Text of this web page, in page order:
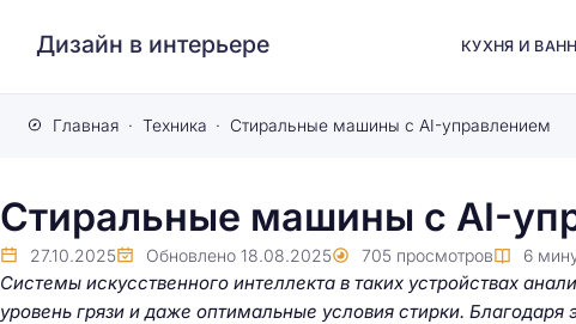
Дизайн в интерьере КУХНЯ И
Главная Техника Стиральные машины с AI-управлением
Стиральные машины с AI-
27.10.2025 Обновлено 18.08.2025 705 просмотров 6
Системы искусственного интеллекта в таких устройствах
уровень грязи и даже оптимальные условия стирки. Благодаря